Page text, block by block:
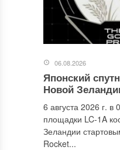
06.08.2026
Японский
Новой
6 августа 2026 г.
площадки LC-1A
Зеландии
Rocket...